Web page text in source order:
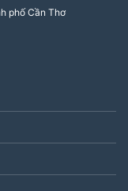
phố Cần Thơ